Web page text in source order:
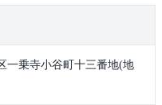
一乗寺小谷町十三番地(地